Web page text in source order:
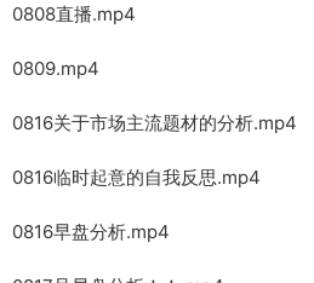
0808直播.mp4
0809.mp4
0816关于市场主流题材的分析.mp4
0816临时起意的自我反思.mp4
0816早盘分析.mp4